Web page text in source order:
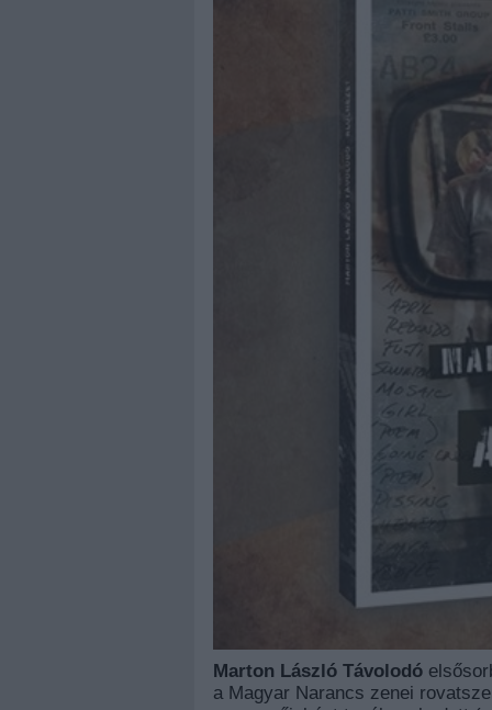
Marton László Távolodó
a Magyar Narancs zenei